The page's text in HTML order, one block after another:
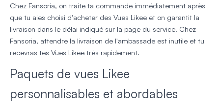
Chez Fansoria, on traite ta commande immédiatement après
que tu aies choisi d'acheter des Vues Likee et on garantit la
livraison dans le délai indiqué sur la page du service. Chez
Fansoria, attendre la livraison de l'ambassade est inutile et tu
recevras tes Vues Likee très rapidement.
Paquets de vues Likee
personnalisables et abordables